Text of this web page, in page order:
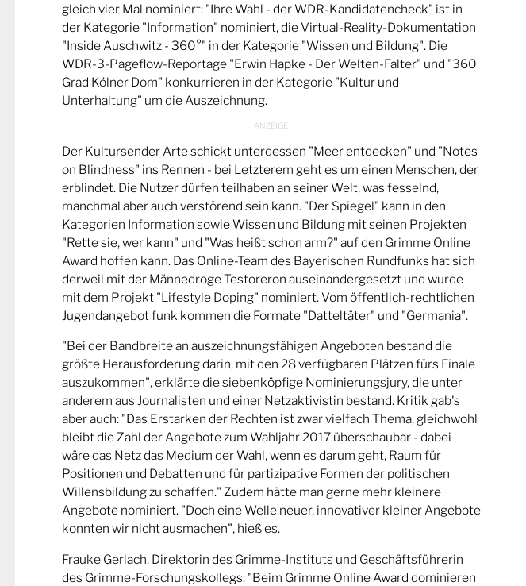
gleich vier Mal nominiert: "Ihre Wahl - der WDR-Kandidatencheck" ist in
der Kategorie "Information" nominiert, die Virtual-Reality-Dokumentation
"Inside Auschwitz - 360°" in der Kategorie "Wissen und Bildung". Die
WDR-3-Pageflow-Reportage "Erwin Hapke - Der Welten-Falter" und "360
Grad Kölner Dom" konkurrieren in der Kategorie "Kultur und
Unterhaltung" um die Auszeichnung.
Der Kultursender Arte schickt unterdessen "Meer entdecken" und "Notes
on Blindness" ins Rennen - bei Letzterem geht es um einen Menschen, der
erblindet. Die Nutzer dürfen teilhaben an seiner Welt, was fesselnd,
manchmal aber auch verstörend sein kann. "Der Spiegel" kann in den
Kategorien Information sowie Wissen und Bildung mit seinen Projekten
"Rette sie, wer kann" und "Was heißt schon arm?" auf den Grimme Online
Award hoffen kann. Das Online-Team des Bayerischen Rundfunks hat sich
derweil mit der Männedroge Testoreron auseinandergesetzt und wurde
mit dem Projekt "Lifestyle Doping" nominiert. Vom öffentlich-rechtlichen
Jugendangebot funk kommen die Formate "Datteltäter" und "Germania".
"Bei der Bandbreite an auszeichnungsfähigen Angeboten bestand die
größte Herausforderung darin, mit den 28 verfügbaren Plätzen fürs Finale
auszukommen", erklärte die siebenköpfige Nominierungsjury, die unter
anderem aus Journalisten und einer Netzaktivistin bestand. Kritik gab's
aber auch: "Das Erstarken der Rechten ist zwar vielfach Thema, gleichwohl
bleibt die Zahl der Angebote zum Wahljahr 2017 überschaubar - dabei
wäre das Netz das Medium der Wahl, wenn es darum geht, Raum für
Positionen und Debatten und für partizipative Formen der politischen
Willensbildung zu schaffen." Zudem hätte man gerne mehr kleinere
Angebote nominiert. "Doch eine Welle neuer, innovativer kleiner Angebote
konnten wir nicht ausmachen", hieß es.
Frauke Gerlach, Direktorin des Grimme-Instituts und Geschäftsführerin
des Grimme-Forschungskollegs: "Beim Grimme Online Award dominieren